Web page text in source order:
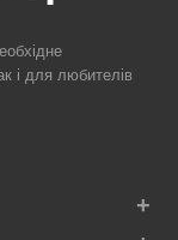
і для любителів
+